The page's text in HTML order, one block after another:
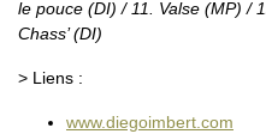
le pouce (DI) / 11. Valse (MP) /
Chass’ (DI)
> Liens :
www.diegoimbert.com